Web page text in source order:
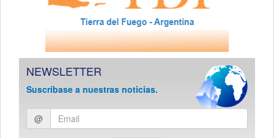
NEWSLETTER
Suscríbase a nuestras noticias.
Ingresar
email
@